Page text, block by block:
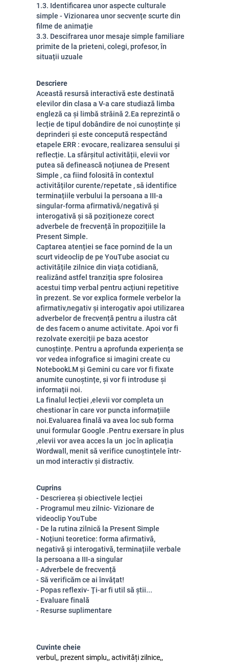
1.3. Identificarea unor aspecte culturale
simple - Vizionarea unor secvențe scurte din
filme de animație
3.3. Descifrarea unor mesaje simple familiare
primite de la prieteni, colegi, profesor, în
situații uzuale
Descriere
Această resursă interactivă este destinată
elevilor din clasa a V-a care studiază limba
engleză ca și limbă străină 2.Ea reprezintă o
lecție de tipul dobândire de noi cunoștințe și
deprinderi și este concepută respectând
etapele ERR : evocare, realizarea sensului și
reflecție. La sfârșitul activității, elevii vor
putea să definească noțiunea de Present
Simple , ca fiind folosită în contextul
activităților curente/repetate , să identifice
terminațiile verbului la persoana a III-a
singular-forma afirmativă/negativă și
interogativă și să poziționeze corect
adverbele de frecvență în propozițiile la
Present Simple.
Captarea atenției se face pornind de la un
scurt videoclip de pe YouTube asociat cu
activitățile zilnice din viața cotidiană,
realizând astfel tranziția spre folosirea
acestui timp verbal pentru acțiuni repetitive
în prezent. Se vor explica formele verbelor la
afirmativ,negativ și interogativ apoi utilizarea
adverbelor de frecvență pentru a ilustra cât
de des facem o anume activitate. Apoi vor fi
rezolvate exerciții pe baza acestor
cunoștințe. Pentru a aprofunda experiența se
vor vedea infografice si imagini create cu
NotebookLM și Gemini cu care vor fi fixate
anumite cunoștințe, și vor fi introduse și
informații noi.
La finalul lecției ,elevii vor completa un
chestionar în care vor puncta informațiile
noi.Evaluarea finală va avea loc sub forma
unui formular Google .Pentru exersare în plus
,elevii vor avea acces la un joc în aplicația
Wordwall, menit să verifice cunoștințele într-
un mod interactiv și distractiv.
Cuprins
- Descrierea și obiectivele lecției
- Programul meu zilnic- Vizionare de
videoclip YouTube
- De la rutina zilnică la Present Simple
- Noțiuni teoretice: forma afirmativă,
negativă și interogativă, terminațiile verbale
la persoana a III-a singular
- Adverbele de frecvență
- Să verificăm ce ai învățat!
- Popas reflexiv- Ți-ar fi util să știi...
- Evaluare finală
- Resurse suplimentare
Cuvinte cheie
verbul,, prezent simplu,, activități zilnice,,